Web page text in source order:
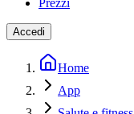
Prezzi
Accedi
Home
App